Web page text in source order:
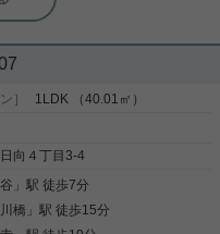
の１００平米超のファミ
型戸建て 各居室に十分な広さがあ
備も良くオススメです。
］ 1LDK （40.01㎡）
向４丁目3-4
」駅 徒歩7分
橋 」駅 徒歩15分